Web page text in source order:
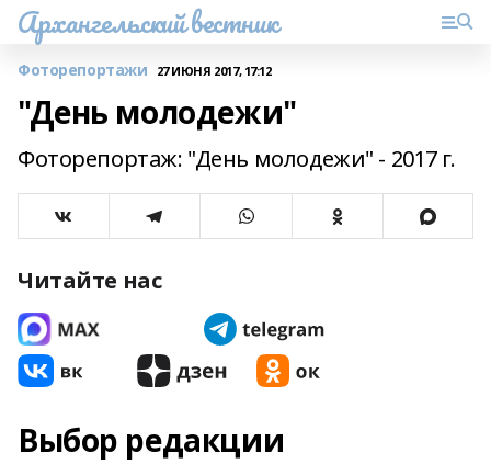
Архангельский вестник
Фоторепортажи 27 ИЮНЯ 2017, 17:12
"День молодежи"
Фоторепортаж: "День молодежи" - 2017 г.
Читайте нас
Выбор редакции